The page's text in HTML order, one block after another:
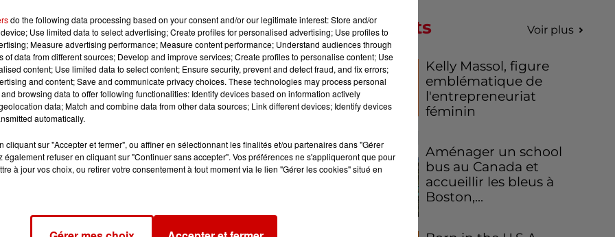
21 ans, a témoigné aumicro d’Alouette.Originaire de
brevetés de France.Depuis 2021, il vit de sapassion
dans la Vienne. Une histoire de famille : son père,
de France. De son côté,Maëlparticipera
Découvrez son témoignage dans
Podcasts Voir plus
Kelly Massol, figure
emblématique de
l'entrepreneuriat
féminin
Aménager un school
bus au Canada et
accueillir les bleus à
Boston,...
do the following data processing based on your consent and/or our legitimate interest: Store and/or
Use limited data to select advertising; Create profiles for personalised advertising; Use profiles to
Measure advertising performance; Measure content performance; Understand audiences through
of data from different sources; Develop and improve services; Create profiles to personalise content; Use
content; Use limited data to select content; Ensure security, prevent and detect fraud, and fix errors;
and content; Save and communicate privacy choices. These technologies may process personal
browsing data to offer following functionalities: Identify devices based on information actively
data; Match and combine data from other data sources; Link different devices; Identify devices
automatically.
cliquant sur "Accepter et fermer", ou affiner en sélectionnant les finalités et/ou partenaires dans "Gérer
également refuser en cliquant sur "Continuer sans accepter". Vos préférences ne s'appliqueront que pour
à jour vos choix, ou retirer votre consentement à tout moment via le lien "Gérer les cookies" situé en